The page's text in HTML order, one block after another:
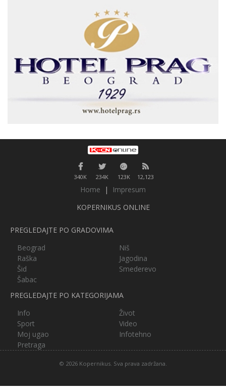
340K 234K 123K 12,123
Home |
Impresum
KOPERNIKUS ONLINE
PREGLEDAJTE PO GRADOVIMA
Beograd
Niš
Raška
Jagodina
Šid
Smederevo
Šabac
PREGLEDAJTE PO KATEGORIJAMA
Info
Život
Sport
Video
Moj ugao
Infotehno
Pretraga
© 2026 Kopernikus. Sva prava zadržana.